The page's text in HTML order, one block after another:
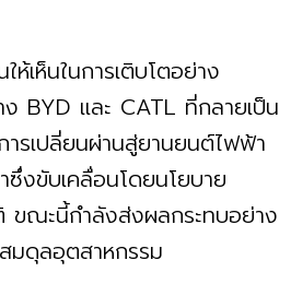
เห็นในการเติบโตอย่าง
BYD และ CATL ที่กลายเป็น
ารเปลี่ยนผ่านสู่ยานยนต์ไฟฟ้า
ซึ่งขับเคลื่อนโดยนโยบาย
ขณะนี้กำลังส่งผลกระทบอย่าง
มดุลอุตสาหกรรม